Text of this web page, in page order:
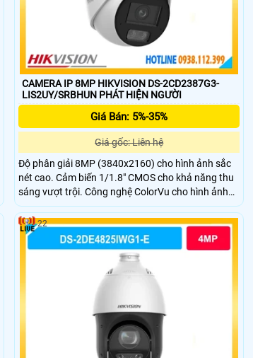
CAMERA IP 8MP HIKVISION DS-2CD2387G3-
LIS2UY/SRBHUN PHÁT HIỆN NGƯỜI
Giá Bán: 5%-35%
Giá gốc: Liên hệ
Độ phân giải 8MP (3840x2160) cho hình ảnh sắc
nét cao. Cảm biến 1/1.8" CMOS cho khả năng thu
sáng vượt trội. Công nghệ ColorVu cho hình ảnh
màu 24/7 rõ nét. Tầm chiếu sáng hỗ trợ quan sát
xa tối đa khoảng 30m.
22